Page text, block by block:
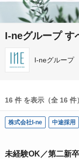
I-neグループ す
I-neグループ
16 件 を表示（全 16 件）
株式会社I-ne 中途採用
未経験OK／第二新